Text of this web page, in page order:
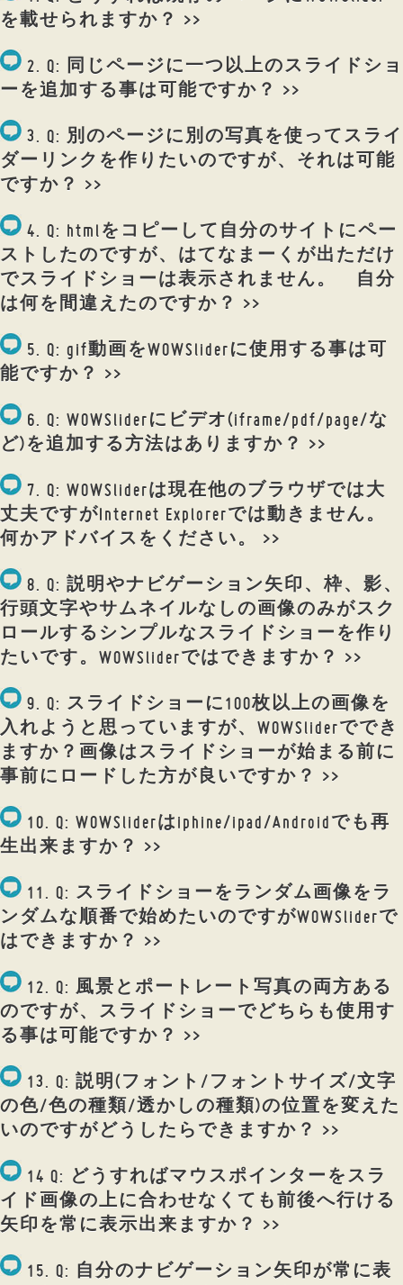
を載せられますか？ >>
2. Q: 同じページに一つ以上のスライドショ
ーを追加する事は可能ですか？ >>
3. Q: 別のページに別の写真を使ってスライ
ダーリンクを作りたいのですが、それは可能
ですか？ >>
4. Q: htmlをコピーして自分のサイトにペー
ストしたのですが、はてなまーくが出ただけ
でスライドショーは表示されません。 自分
は何を間違えたのですか？ >>
5. Q: gif動画をWOWSliderに使用する事は可
能ですか？ >>
6. Q: WOWSliderにビデオ(iframe/pdf/page/な
ど)を追加する方法はありますか？ >>
7. Q: WOWSliderは現在他のブラウザでは大
丈夫ですがInternet Explorerでは動きません。
何かアドバイスをください。 >>
8. Q: 説明やナビゲーション矢印、枠、影、
行頭文字やサムネイルなしの画像のみがスク
ロールするシンプルなスライドショーを作り
たいです。WOWSliderではできますか？ >>
9. Q: スライドショーに100枚以上の画像を
入れようと思っていますが、WOWSliderででき
ますか？画像はスライドショーが始まる前に
事前にロードした方が良いですか？ >>
10. Q: WOWSliderはiphine/ipad/Androidでも再
生出来ますか？ >>
11. Q: スライドショーをランダム画像をラ
ンダムな順番で始めたいのですがWOWSliderで
はできますか？ >>
12. Q: 風景とポートレート写真の両方ある
のですが、スライドショーでどちらも使用す
る事は可能ですか？ >>
13. Q: 説明(フォント/フォントサイズ/文字
の色/色の種類/透かしの種類)の位置を変えた
いのですがどうしたらできますか？ >>
14 Q: どうすればマウスポインターをスラ
イド画像の上に合わせなくても前後へ行ける
矢印を常に表示出来ますか？ >>
15. Q: 自分のナビゲーション矢印が常に表